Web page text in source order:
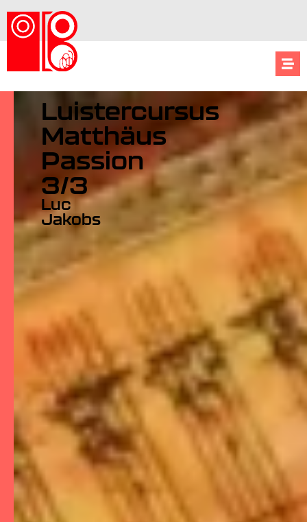
Luistercursus
Matthäus
Passion
3/3
Luc
Jakobs